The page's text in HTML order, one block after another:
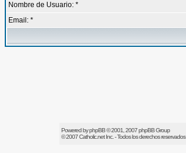
Nombre de Usuario: *
Email: *
Powered byphpBB© 2001, 2007 phpBB Group
© 2007Catholic.netInc. - Todos los derechos reservados